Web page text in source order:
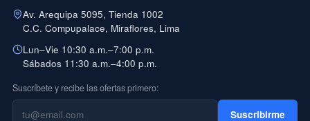
Av. Arequipa 5095, Tienda 1002
C.C. Compupalace, Miraflores, Lima
Lun–Vie 10:30 a.m.–7:00 p.m.
Sábados 11:30 a.m.–4:00 p.m.
Suscríbete y recibe las ofertas primero:
Suscribirme